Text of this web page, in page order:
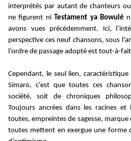
interprétés par autant de chanteurs
ne figurent ni Testament ya Bowulé
avons vues précédemment. Ici,
perspective ces neuf chansons, sous
l’ordre de passage adopté est tout-à-
Cependant, le seul lien,
Simaro, c’est que toutes ces
société, soit de chroniques
Toujours ancrées dans les racines et
toutes, empreintes de sagesse, marque
toutes mettent en exergue une forme